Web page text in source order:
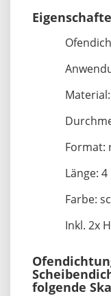
Format:
Länge: 4
Farbe:
Inkl. 2x
folgende